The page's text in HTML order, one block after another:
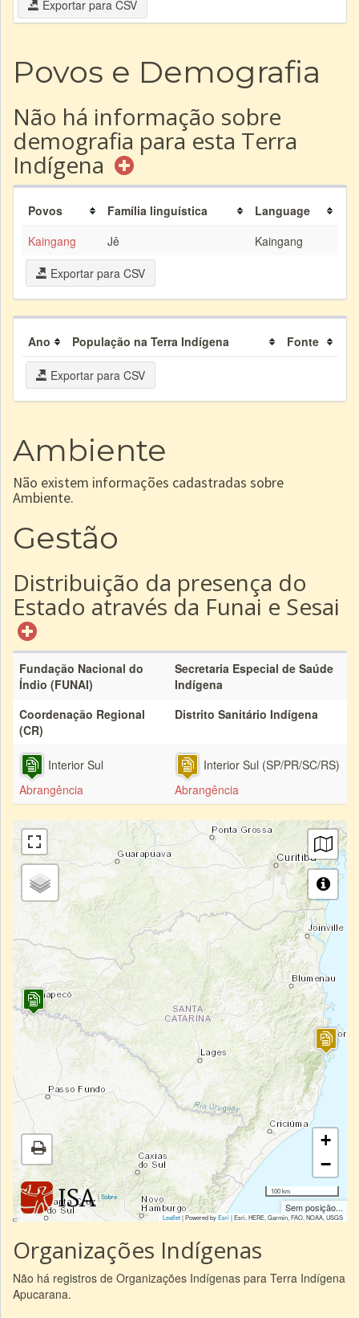
Exportar para CSV
Povos e Demografia
Não há informação sobre
demografia para esta Terra
Indígena
Povos Família linguística
Language
Kaingang
Jê
Kaingang
Exportar para CSV
Ano População na Terra Indígena Fonte
Exportar para CSV
Ambiente
Não existem informações cadastradas sobre
Ambiente.
Gestão
Distribuição da presença do
Estado através da Funai e Sesai
Fundação Nacional do
Índio (FUNAI)
Secretaria Especial de Saúde
Indígena
Coordenação Regional
(CR)
Distrito Sanitário Indígena
Interior Sul
Abrangência
Interior Sul (SP/PR/SC/RS)
Abrangência
|Sobre
+
−
100 km
Sem posição...
Leaflet| Powered byEsri|Esri, HERE, Garmin, FAO, NOAA, USGS
Organizações Indígenas
Não há registros de Organizações Indígenas para Terra Indígena
Apucarana.